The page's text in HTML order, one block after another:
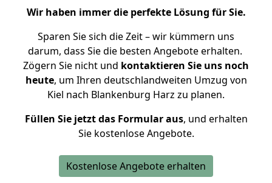
Wir haben immer die perfekte Lösung für Sie.
Sparen Sie sich die Zeit – wir kümmern uns
darum, dass Sie die besten Angebote erhalten.
Zögern Sie nicht und kontaktieren Sie uns noch
heute, um Ihren deutschlandweiten Umzug von
Kiel nach Blankenburg Harz zu planen.
Füllen Sie jetzt das Formular aus, und erhalten
Sie kostenlose Angebote.
Kostenlose Angebote erhalten